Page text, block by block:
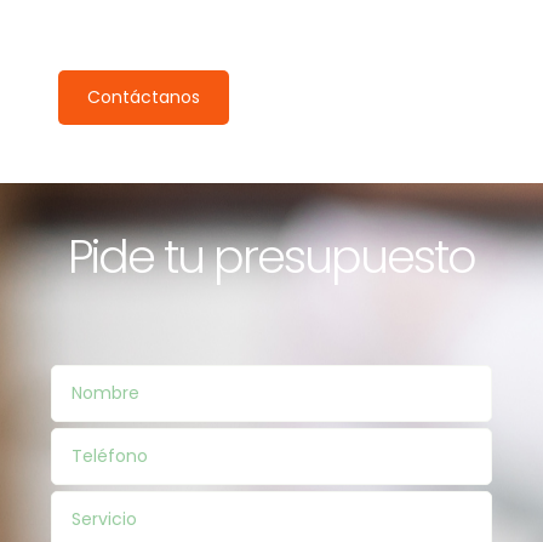
Contáctanos
Pide tu presupuesto